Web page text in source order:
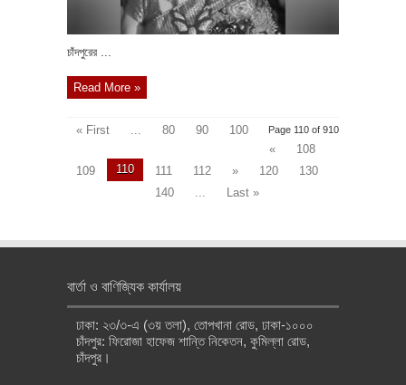
চাঁদপুরের ...
Read More »
Page 110 of 910
« First ... 80 90
100
«
108
109
110 111 112 » 120
130
140
... Last »
বার্তা ও বাণিজ্যিক কার্যালয়
ঢাকা: ২৩/৩-এ (৩য় তলা), তোপখানা রোড, ঢাকা-১০০০
চাঁদপুর: ফিরোজা হাফেজ শান্তি নিকেতন, কুমিল্লা রোড,
চাঁদপুর।